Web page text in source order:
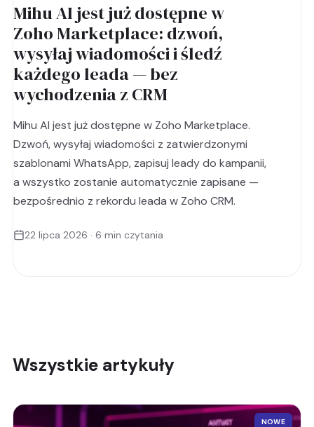
Mihu AI jest już dostępne w
Zoho Marketplace: dzwoń,
wysyłaj wiadomości i śledź
każdego leada — bez
wychodzenia z CRM
Mihu AI jest już dostępne w Zoho Marketplace.
Dzwoń, wysyłaj wiadomości z zatwierdzonymi
szablonami WhatsApp, zapisuj leady do kampanii,
a wszystko zostanie automatycznie zapisane —
bezpośrednio z rekordu leada w Zoho CRM.
22 lipca 2026 · 6 min czytania
Wszystkie artykuły
NOWE